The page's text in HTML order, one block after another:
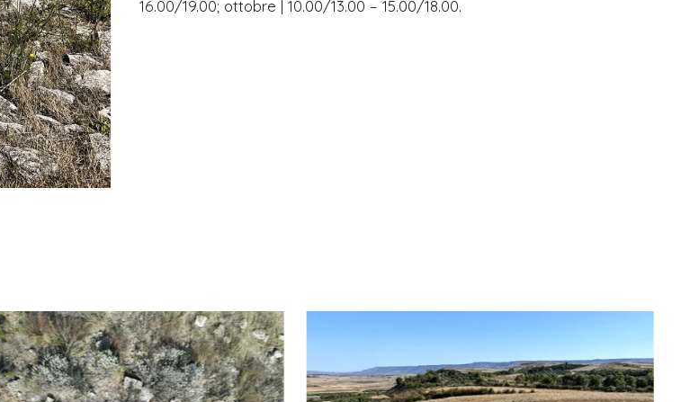
16.00/19.00; ottobre | 10.00/13.00 – 15.00/18.00.